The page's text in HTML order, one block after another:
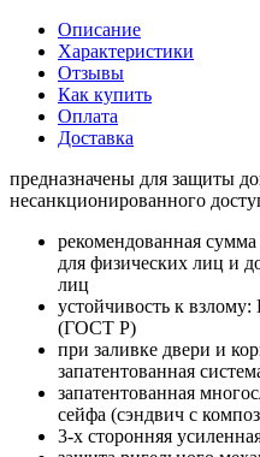
Описание
Характеристики
Отзывы
Как купить
Оплата
Доставка
предназначены для защиты
несанкционированного
рекомендованная
для физических лиц и
лиц
устойчивость к
(ГОСТ Р)
при заливке двери и
запатентованная
запатентованная
сейфа (сэндвич с
3-х сторонняя